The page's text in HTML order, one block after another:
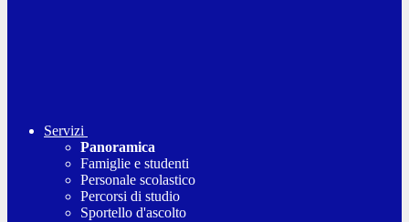
Servizi
Panoramica
Famiglie e studenti
Personale scolastico
Percorsi di studio
Sportello d'ascolto